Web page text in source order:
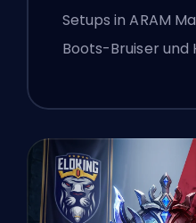
Setups in ARAM
Boots-Bruiser und